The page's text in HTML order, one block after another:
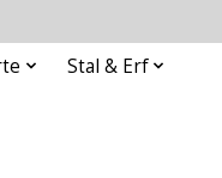
Stal & Erf